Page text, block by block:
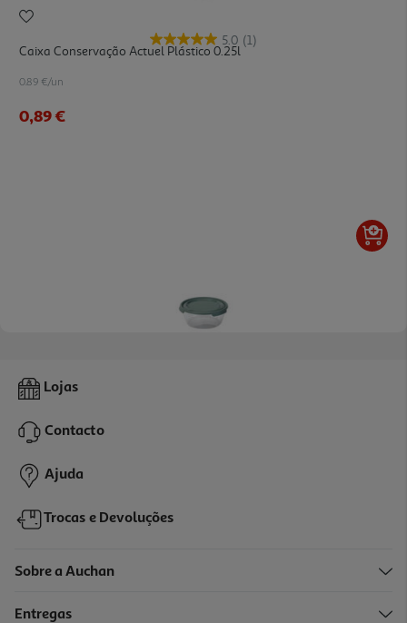
5.0 (1)
Caixa Conservação Actuel Plástico 0.25l
0.89 €/un
0,89 €
Caixa Conservação Redonda Actuel Plástico 0.5l
0,99 €
Lojas
Contacto
Ajuda
Trocas e Devoluções
Sobre a Auchan
Entregas